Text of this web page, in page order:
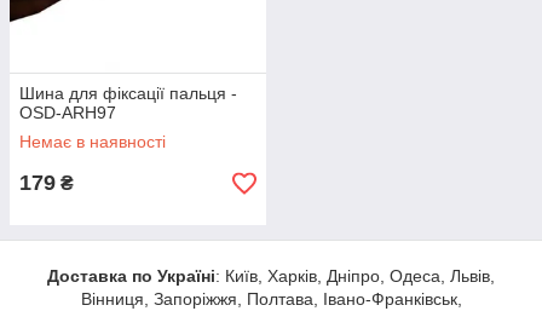
Шина для фіксації пальця -
OSD-ARH97
Немає в наявності
179 ₴
Доставка по Україні: Київ, Харків, Дніпро, Одеса, Львів,
Вінниця, Запоріжжя, Полтава, Івано-Франківськ,